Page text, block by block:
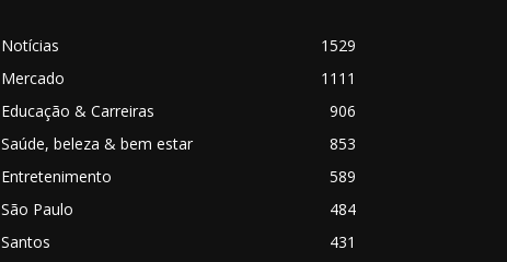
Notícias
1529
Mercado
1111
Educação & Carreiras
906
Saúde, beleza & bem estar
853
Entretenimento
589
São Paulo
484
Santos
431